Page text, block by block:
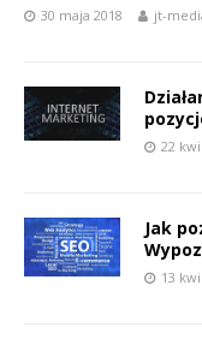
30 maja 2018 jt-
22
Jak
13